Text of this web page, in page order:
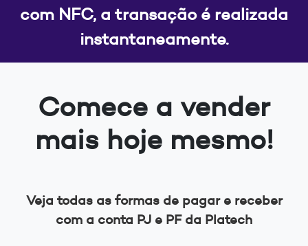
com NFC, a transação é realizada
instantaneamente.
Comece a vender
mais hoje mesmo!
Veja todas as formas de pagar e receber
com a conta PJ e PF da Platech